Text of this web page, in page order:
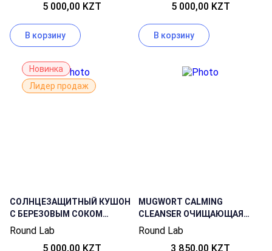
SPF50+ PA++++
5 000,00 KZT
В корзину
50+ PA++++5 000,00 KZT
В корзину
Новинка
Лидер продаж
СОЛНЦЕЗАЩИТНЫЙ КУШОН
С БЕРЕЗОВЫМ СОКОМ
ROUND LAB BIRCH JUICE
Round Lab
5 000,00 KZT
MUGWORT CALMING
CLEANSER ОЧИЩАЮЩАЯ
ПЕНКА ДЛЯ ЛИЦА С
Round Lab
3 850,00 KZT